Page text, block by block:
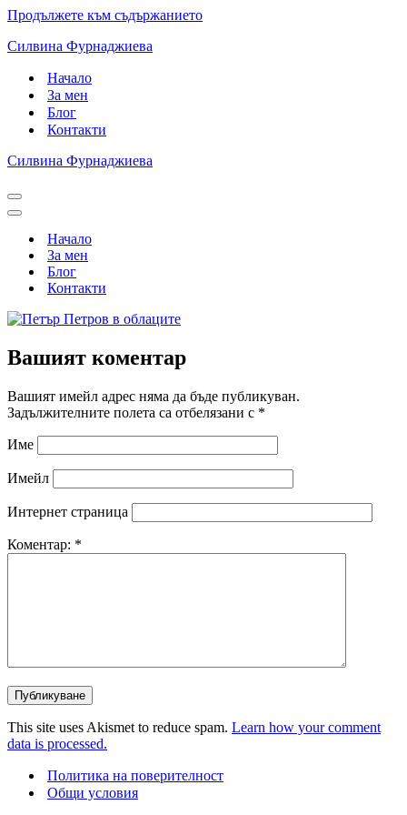
Продължете към съдържанието
Силвина Фурнаджиева
Начало
За мен
Блог
Контакти
Силвина Фурнаджиева
Навигационно
меню
Навигационно
Начало
За мен
Блог
Контакти
Вашият коментар
Вашият имейл адрес няма да бъде публикуван.
Задължителните полета са отбелязани с *
Име
Имейл
Интернет страница
Коментар: *
This site uses Akismet to reduce spam. Learn how your comment
data is processed.
Политика на поверителност
Общи условия